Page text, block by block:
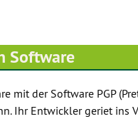
Software
der Software PGP
Ihr Entwickler geriet ins